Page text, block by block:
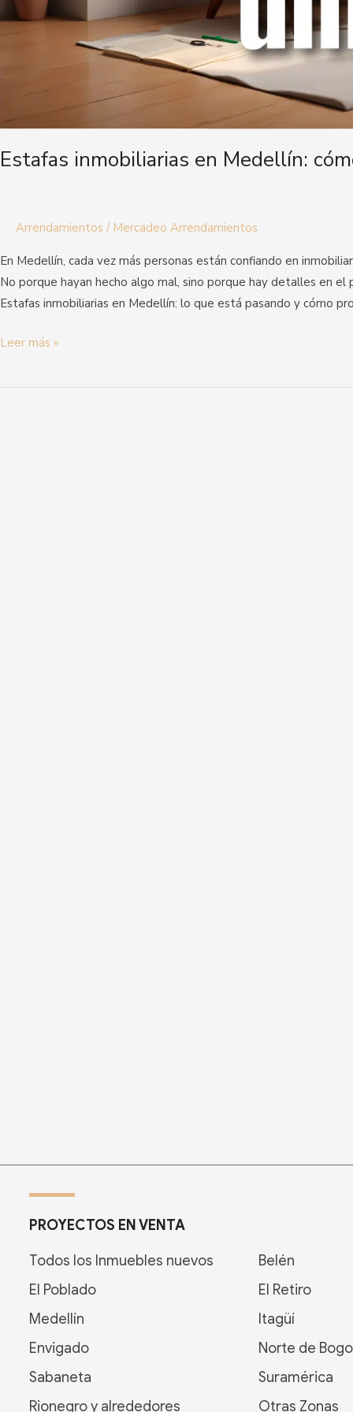
Estafas inmobiliarias en Medellín:
Arrendamientos / Mercadeo Arrendamientos
En Medellín, cada vez más personas están confiando en
No porque hayan hecho algo mal, sino porque hay detalles en
Estafas inmobiliarias en Medellín: lo que está pasando y cómo
Leer más »
PROYECTOS EN VENTA
Todos los Inmuebles nuevos
El Poblado
Medellín
Envigado
Sabaneta
Rionegro y alrededores
Belén
El Retiro
Itagüí
Norte de
Suramérica
Otras Zonas